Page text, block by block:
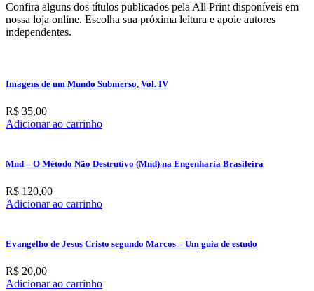
Confira alguns dos títulos publicados pela All Print disponíveis em
nossa loja online. Escolha sua próxima leitura e apoie autores
independentes.
Imagens de um Mundo Submerso, Vol. IV
R$ 35,00
Adicionar ao carrinho
Mnd – O Método Não Destrutivo (Mnd) na Engenharia Brasileira
R$ 120,00
Adicionar ao carrinho
Evangelho de Jesus Cristo segundo Marcos – Um guia de estudo
R$ 20,00
Adicionar ao carrinho